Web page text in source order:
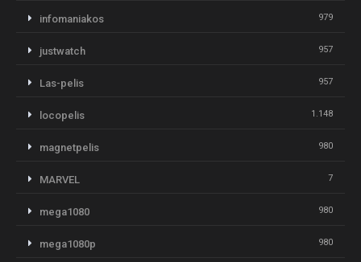
infomaniakos 979
justwatch 957
Las-pelis 957
locopelis 1.148
magnetpelis 980
MARVEL 7
mega1080 980
mega1080p 980